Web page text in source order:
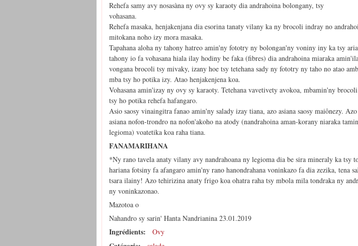
Rehefa samy avy nosasàna ny ovy sy karaoty dia andrahoina bolongany, tsy
vohasana.
Rehefa masaka, henjakenjana dia esorina tanaty vilany ka ny brocoli indray no
mitokana noho izy mora masaka.
Tapahana aloha ny tahony hatreo amin'ny fototry ny bolongan'ny voniny iny ka tsy
tahony io fa vohasana hiala ilay hodiny be faka (fibres) dia andrahoina miaraka
vongana brocoli tsy mivaky, izany hoe tsy tetehana sady ny fototry ny taho no atao
mba tsy ho potika izy. Atao henjakenjena koa.
Vohasana amin'izay ny ovy sy karaoty. Tetehana vavetivety avokoa, mbamin'ny
tsy ho potika rehefa hafangaro.
Asio saosy vinaingitra fanao amin'ny salady izay tiana, azo asiana saosy maiônezy. Azo
asiana nofon-trondro na nofon'akoho na atody (nandrahoina aman-korany niaraka
legioma) voatetika koa raha tiana.
FANAMARIHANA
*Ny rano tavela anaty vilany avy nandrahoana ny legioma dia be sira mineraly ka tsy
hariana fotsiny fa afangaro amin'ny rano hanondrahana voninkazo fa dia zezika, tena
tsara ilainy! Azo tehirizina anaty frigo koa ohatra raha tsy mbola mila tondraka ny
ny voninkazonao.
Mazotoa o
Nahandro sy sarin' Hanta Nandrianina 23.01.2019
Ingrédients: Ovy